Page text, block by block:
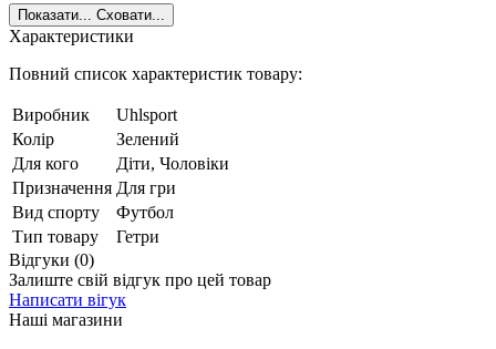
Показати... Сховати...
Характеристики
Повний список характеристик товару:
Виробник
Uhlsport
Колір
Зелений
Для кого
Діти, Чоловіки
Призначення Для гри
Вид спорту
Футбол
Тип товару
Гетри
Відгуки (0)
Залиште свій відгук про цей товар
Написати вігук
Наші магазини